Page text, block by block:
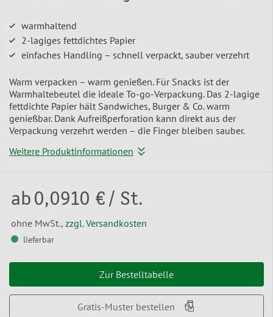
warmhaltend
2-lagiges fettdichtes Papier
einfaches Handling – schnell verpackt, sauber verzehrt
Warm verpacken – warm genießen. Für Snacks ist der
Warmhaltebeutel die ideale To-go-Verpackung. Das 2-lagige
fettdichte Papier hält Sandwiches, Burger & Co. warm
genießbar. Dank Aufreißperforation kann direkt aus der
Verpackung verzehrt werden – die Finger bleiben sauber.
Weitere Produktinformationen
ab 0,0910 € / St.
ohne MwSt., zzgl. Versandkosten
lieferbar
Zur Bestelltabelle
Gratis-Muster bestellen